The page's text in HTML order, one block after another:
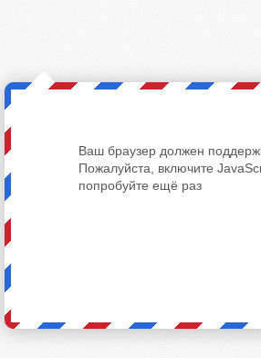
Ваш браузер должен
Пожалуйста, включите
попробуйте ещё раз